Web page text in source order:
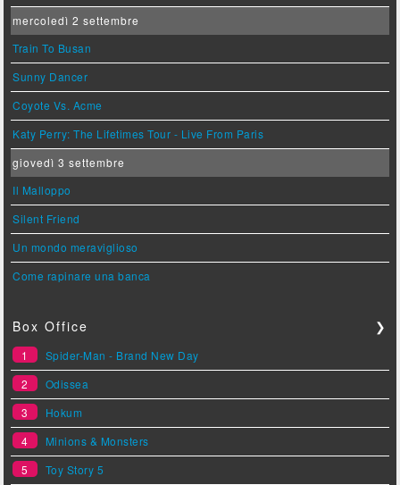
mercoledì 2 settembre
Train To Busan
Sunny Dancer
Coyote Vs. Acme
Katy Perry: The Lifetimes Tour - Live From Paris
giovedì 3 settembre
Il Malloppo
Silent Friend
Un mondo meraviglioso
Come rapinare una banca
Box Office ❯
1
Spider-Man - Brand New Day
2
Odissea
3
Hokum
4
Minions & Monsters
5
Toy Story 5